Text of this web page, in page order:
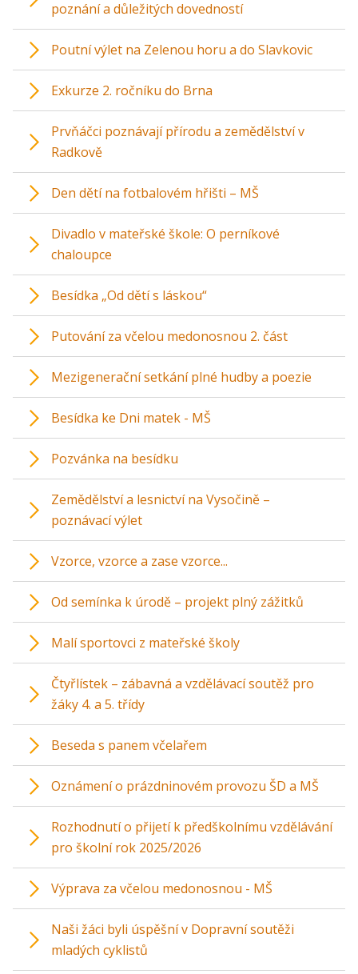
poznání a důležitých dovedností
Poutní výlet na Zelenou horu a do Slavkovic
Exkurze 2. ročníku do Brna
Prvňáčci poznávají přírodu a zemědělství v
Radkově
Den dětí na fotbalovém hřišti – MŠ
Divadlo v mateřské škole: O perníkové
chaloupce
Besídka „Od dětí s láskou“
Putování za včelou medonosnou 2. část
Mezigenerační setkání plné hudby a poezie
Besídka ke Dni matek - MŠ
Pozvánka na besídku
Zemědělství a lesnictví na Vysočině –
poznávací výlet
Vzorce, vzorce a zase vzorce...
Od semínka k úrodě – projekt plný zážitků
Malí sportovci z mateřské školy
Čtyřlístek – zábavná a vzdělávací soutěž pro
žáky 4. a 5. třídy
Beseda s panem včelařem
Oznámení o prázdninovém provozu ŠD a MŠ
Rozhodnutí o přijetí k předškolnímu vzdělávání
pro školní rok 2025/2026
Výprava za včelou medonosnou - MŠ
Naši žáci byli úspěšní v Dopravní soutěži
mladých cyklistů